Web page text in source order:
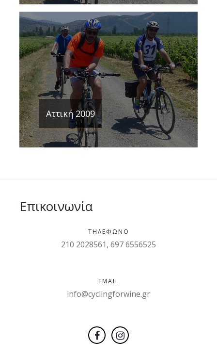
Αττική 2009
Επικοινωνία
ΤΗΛΈΦΩΝΟ
210 2028561, 697 6556525
EMAIL
info@cyclingforwine.gr